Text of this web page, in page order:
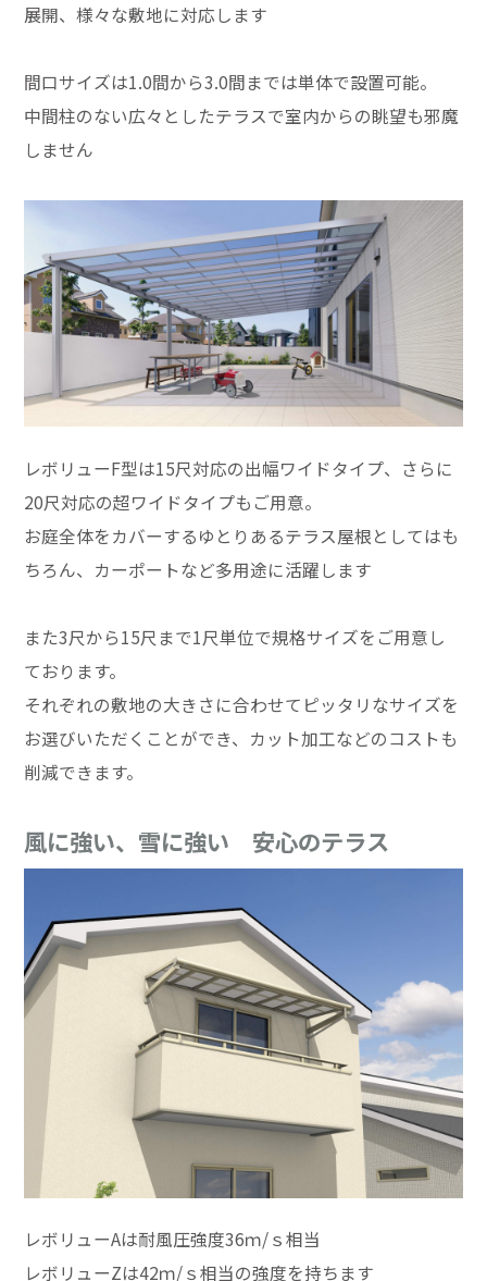
展開、様々な敷地に対応します
間口サイズは1.0間から3.0間までは単体で設置可能。
中間柱のない広々としたテラスで室内からの眺望も邪魔
しません
レボリューF型は15尺対応の出幅ワイドタイプ、さらに
20尺対応の超ワイドタイプもご用意。
お庭全体をカバーするゆとりあるテラス屋根としてはも
ちろん、カーポートなど多用途に活躍します
また3尺から15尺まで1尺単位で規格サイズをご用意し
ております。
それぞれの敷地の大きさに合わせてピッタリなサイズを
お選びいただくことができ、カット加工などのコストも
削減できます。
風に強い、雪に強い 安心のテラス
レボリューAは耐風圧強度36ｍ/ｓ相当
レボリューZは42ｍ/ｓ相当の強度を持ちます